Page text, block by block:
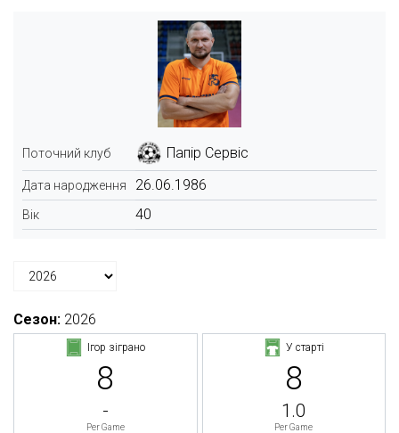
Поточний клуб Папір Сервіс
Дата народження 26.06.1986
Вік 40
Сезон: 2026
Ігор зіграно
8
-
Per Game
У старті
8
1.0
Per Game